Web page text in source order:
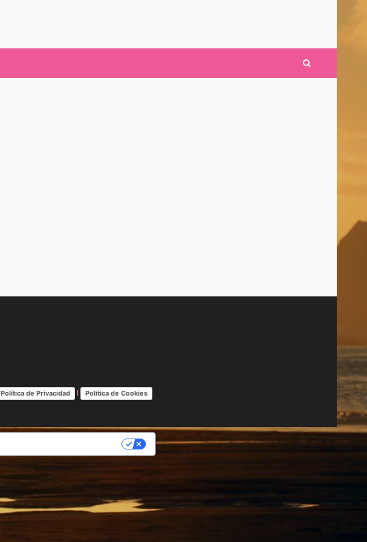
Política de Privacidad | Política de Cookies